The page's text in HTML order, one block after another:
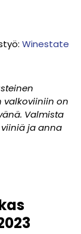
Winestate
valkoviiniin on
Valmista
ja anna